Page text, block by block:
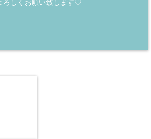
ろしくお願い致します♡